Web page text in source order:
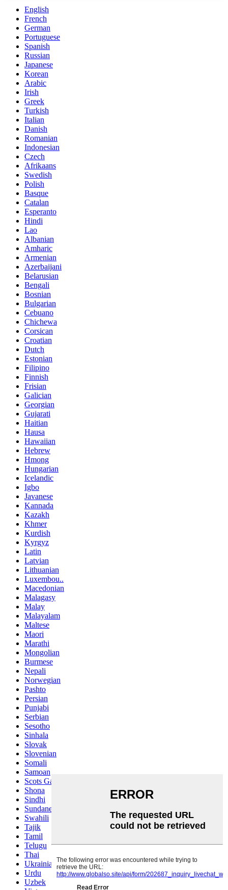
English
French
German
Portuguese
Spanish
Russian
Japanese
Korean
Arabic
Irish
Greek
Turkish
Italian
Danish
Romanian
Indonesian
Czech
Afrikaans
Swedish
Polish
Basque
Catalan
Esperanto
Hindi
Lao
Albanian
Amharic
Armenian
Azerbaijani
Belarusian
Bengali
Bosnian
Bulgarian
Cebuano
Chichewa
Corsican
Croatian
Dutch
Estonian
Filipino
Finnish
Frisian
Galician
Georgian
Gujarati
Haitian
Hausa
Hawaiian
Hebrew
Hmong
Hungarian
Icelandic
Igbo
Javanese
Kannada
Kazakh
Khmer
Kurdish
Kyrgyz
Latin
Latvian
Lithuanian
Luxembou..
Macedonian
Malagasy
Malay
Malayalam
Maltese
Maori
Marathi
Mongolian
Burmese
Nepali
Norwegian
Pashto
Persian
Punjabi
Serbian
Sesotho
Sinhala
Slovak
Slovenian
Somali
Samoan
Scots Gaelic
Shona
Sindhi
Sundanese
Swahili
Tajik
Tamil
Telugu
Thai
Ukrainian
Urdu
Uzbek